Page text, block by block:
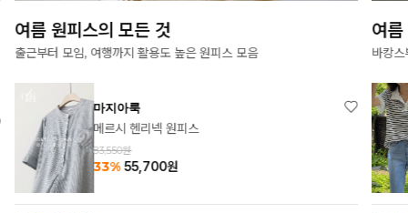
여름 원피스의 모든 것
출근부터 모임, 여행까지 활용도 높은 원피스 모음
마지아룩
메르시 헨리넥 원피스
83,550원
33% 55,700원
여
바캉